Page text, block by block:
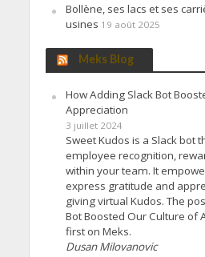
Bollène, ses lacs et ses
usines 19 août 2025
Meks Blog
How Adding Slack Bot
Appreciation
3 juillet 2024
Sweet Kudos is a Slack bot
employee recognition,
within your team. It
express gratitude and
giving virtual Kudos. The
Bot Boosted Our Culture of
first on Meks.
Dusan Milovanovic